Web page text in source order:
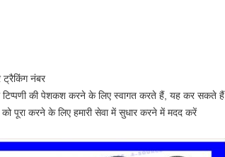
ट्रैकिंग नंबर
टिप्पणी की पेशकश करने के लिए स्वागत करते हैं, यह कर सकते हैं
करने के लिए हमारी सेवा में सुधार करने में मदद करें